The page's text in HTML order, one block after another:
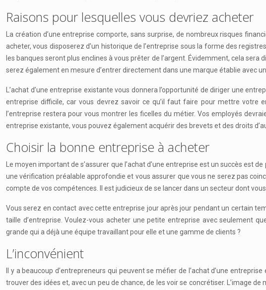
Raisons pour lesquelles vous devriez acheter
La création d’une entreprise comporte, sans surprise, de nombreux risques
acheter, vous disposerez d’un historique de l’entreprise sous la forme des
les banques seront plus enclines à vous prêter de l’argent. Évidemment, cela
serez également en mesure d’entrer directement dans une marque établie avec
L’achat d’une entreprise existante vous donnera l’opportunité de diriger une
entreprise difficile, car vous devrez savoir ce qu’il faut faire pour mettre
l’entreprise restera pour vous montrer les ficelles du métier. Vos employés
entreprise existante, vous pouvez également acquérir des brevets et des droits
Choisir la bonne entreprise à acheter
Le moyen important de s’assurer que l’achat d’une entreprise est un succès
une vérification préalable approfondie et vous assurer que vous ne serez pas
compte de vos compétences. Il est judicieux de se lancer dans un secteur dont
Vous serez en contact avec cette entreprise jour après jour pendant un certain
taille d’entreprise. Voulez-vous acheter une petite entreprise avec seulement
grande qui a déjà une équipe travaillant pour elle et une gamme de clients ?
L’inconvénient
Il y a beaucoup d’entrepreneurs qui peuvent se méfier de l’achat d’une
trouver des idées et, avec un peu de chance, de les voir se concrétiser. L’image